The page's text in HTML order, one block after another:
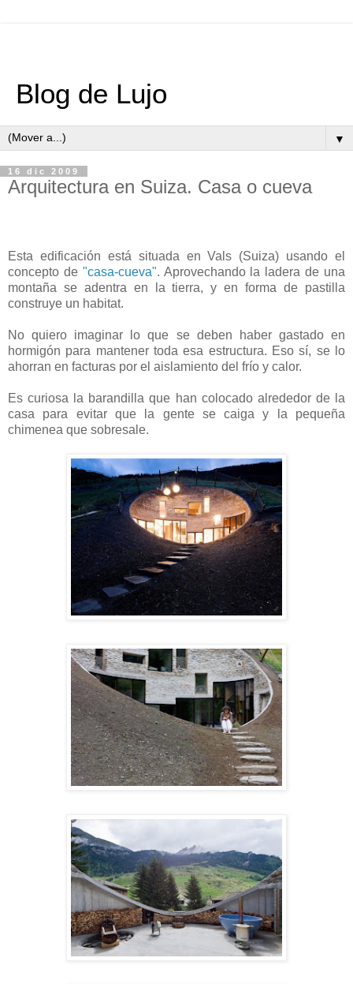
Blog de Lujo
▼
16 dic 2009
Arquitectura en Suiza. Casa o cueva
Esta edificación está situada en Vals (Suiza) usando el
concepto de "casa-cueva". Aprovechando la ladera de una
montaña se adentra en la tierra, y en forma de pastilla
construye un habitat.
No quiero imaginar lo que se deben haber gastado en
hormigón para mantener toda esa estructura. Eso sí, se lo
ahorran en facturas por el aislamiento del frío y calor.
Es curiosa la barandilla que han colocado alrededor de la
casa para evitar que la gente se caiga y la pequeña
chimenea que sobresale.